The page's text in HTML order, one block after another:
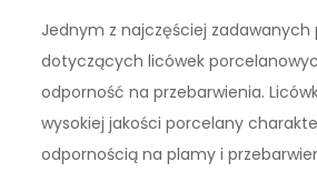
Jednym z najczęściej zadawanych
dotyczących licówek
odporność na przebarwienia.
wysokiej jakości porcelany
odpornością na plamy i